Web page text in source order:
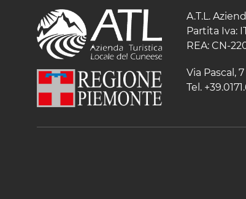
A.T.L.
Partita Iva:
REA: CN-
Via Pascal,
Tel.